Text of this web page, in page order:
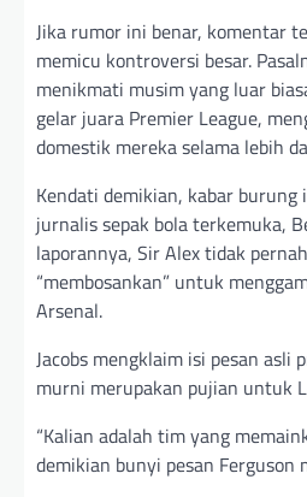
Jika rumor ini benar, komentar
memicu kontroversi besar.
menikmati musim yang luar
gelar juara Premier League,
domestik mereka selama lebih
Kendati demikian, kabar
jurnalis sepak bola terkemuka,
laporannya, Sir Alex tidak
“membosankan” untuk
Arsenal.
Jacobs mengklaim isi pesan
murni merupakan pujian untuk
“Kalian adalah tim yang
demikian bunyi pesan Ferguson